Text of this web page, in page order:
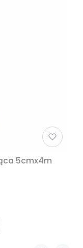
5cmx4m